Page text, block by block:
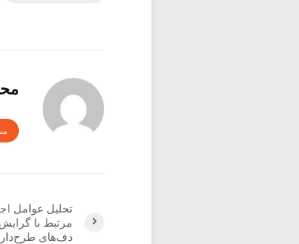
تحلیل عوامل
مرتبط با
دف‌های طرح‌دار